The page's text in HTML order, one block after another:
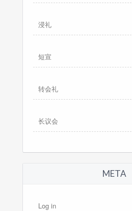
浸礼
短宣
转会礼
长议会
META
Log in